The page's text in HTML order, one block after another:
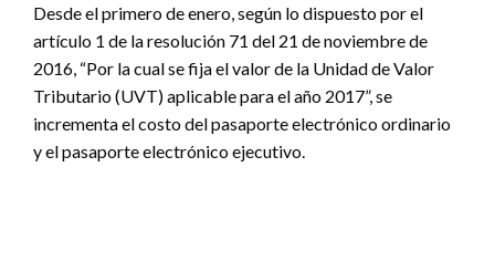
Desde el primero de enero, según lo dispuesto por el
artículo 1 de la resolución 71 del 21 de noviembre de
2016, “Por la cual se fija el valor de la Unidad de Valor
Tributario (UVT) aplicable para el año 2017”, se
incrementa el costo del pasaporte electrónico ordinario
y el pasaporte electrónico ejecutivo.